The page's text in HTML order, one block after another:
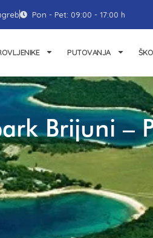
Pon - Pet: 09:00 - 17:00 h
PUTOVANJA
Brijuni –